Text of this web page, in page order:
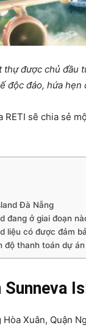
thự được chủ đầu
độc đáo, hứa
RETI sẽ chia sẻ
Đà Nẵng
đang ở giai đoạn
liệu có được đảm
độ thanh toán dự
Sunneva
Xuân, Quận